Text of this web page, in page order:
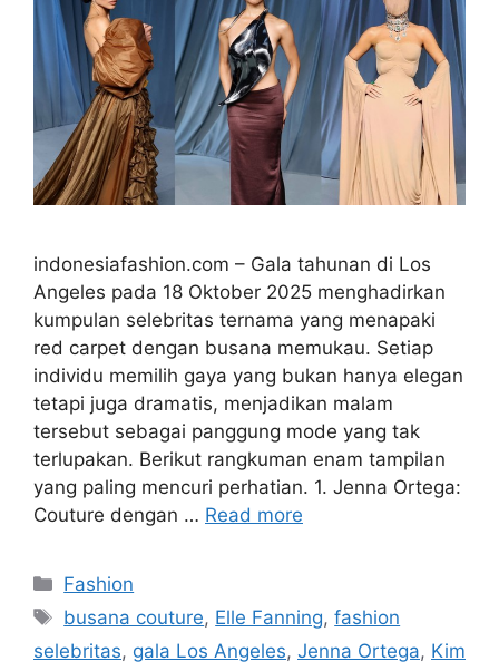
indonesiafashion.com – Gala tahunan di Los
Angeles pada 18 Oktober 2025 menghadirkan
kumpulan selebritas ternama yang menapaki
red carpet dengan busana memukau. Setiap
individu memilih gaya yang bukan hanya elegan
tetapi juga dramatis, menjadikan malam
tersebut sebagai panggung mode yang tak
terlupakan. Berikut rangkuman enam tampilan
yang paling mencuri perhatian. 1. Jenna Ortega:
Couture dengan … Read more
Categories
Fashion
Tags
busana couture, Elle Fanning,fashion
selebritas, gala Los Angeles, Jenna Ortega, Kim